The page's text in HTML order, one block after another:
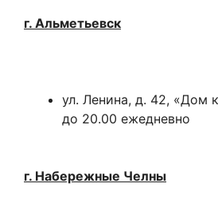
г. Альметьевск
ул. Ленина, д. 42, «Дом
до 20.00 ежедневно
г. Набережные Челны